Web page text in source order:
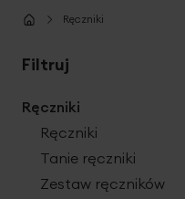
Ręczniki
Filtruj
Ręczniki
Ręczniki
Tanie ręczniki
Zestaw ręczników